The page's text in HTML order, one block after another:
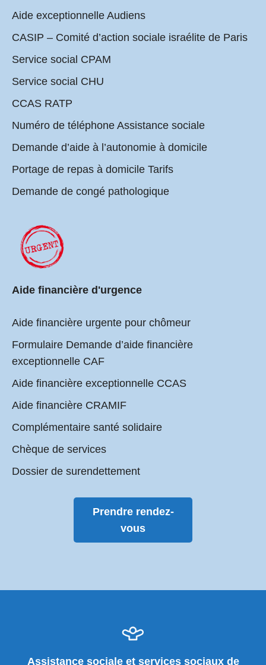
Aide exceptionnelle Audiens
CASIP – Comité d’action sociale israélite de Paris
Service social CPAM
Service social CHU
CCAS RATP
Numéro de téléphone Assistance sociale
Demande d’aide à l’autonomie à domicile
Portage de repas à domicile Tarifs
Demande de congé pathologique
Aide financière d'urgence
Aide financière urgente pour chômeur
Formulaire Demande d’aide financière
exceptionnelle CAF
Aide financière exceptionnelle CCAS
Aide financière CRAMIF
Complémentaire santé solidaire
Chèque de services
Dossier de surendettement
Prendre rendez-
vous
Assistance sociale et services sociaux de